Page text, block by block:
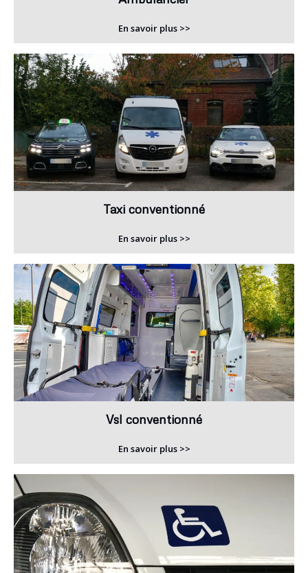
En savoir plus >>
Taxi conventionné
En savoir plus >>
Vsl conventionné
En savoir plus >>